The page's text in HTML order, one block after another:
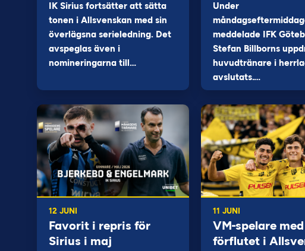
IK Sirius fortsätter att sätta
tonen i Allsvenskan med sin
överlägsna serieledning. Det
avspeglas även i
nomineringarna till…
Under
meddelade IFK
Stefan Billborns
huvudtränare i
avslutats.…
12 JUNI
Favorit i repris för
Sirius i maj
11 JUNI
VM-spelare med
förflutet i